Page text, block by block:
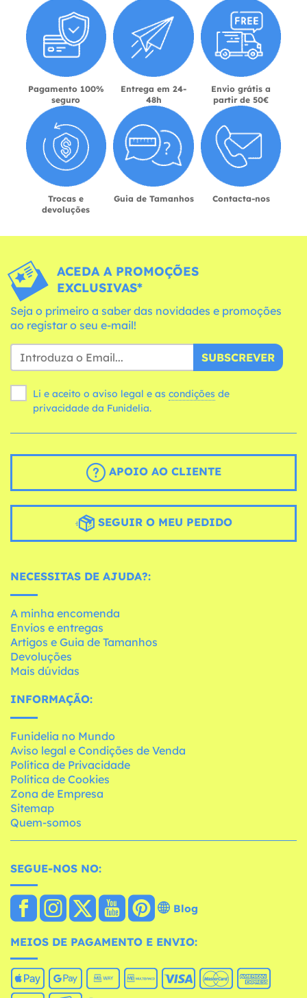
Pagamento 100%
seguro
Entrega em 24-
48h
Envio grátis a
partir de 50€
Trocas e
devoluções
Guia de Tamanhos Contacta-nos
ACEDA A PROMOÇÕES
EXCLUSIVAS*
Seja o primeiro a saber das novidades e promoções
ao registar o seu e-mail!
SUBSCREVER
Li e aceito o aviso legal e as condições
privacidade da Funidelia.
APOIO AO CLIENTE
SEGUIR O MEU PEDIDO
NECESSITAS DE AJUDA?:
A minha encomenda
Envios e entregas
Artigos e Guia de Tamanhos
Devoluções
Mais dúvidas
INFORMAÇÃO:
Funidelia no Mundo
Aviso legal e Condições de Venda
Política de Privacidade
Política de Cookies
Zona de Empresa
Sitemap
Quem-somos
SEGUE-NOS NO:
Blog
MEIOS DE PAGAMENTO E ENVIO: